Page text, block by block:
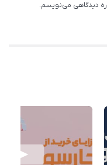
دیدگاهی می‌نویسم.